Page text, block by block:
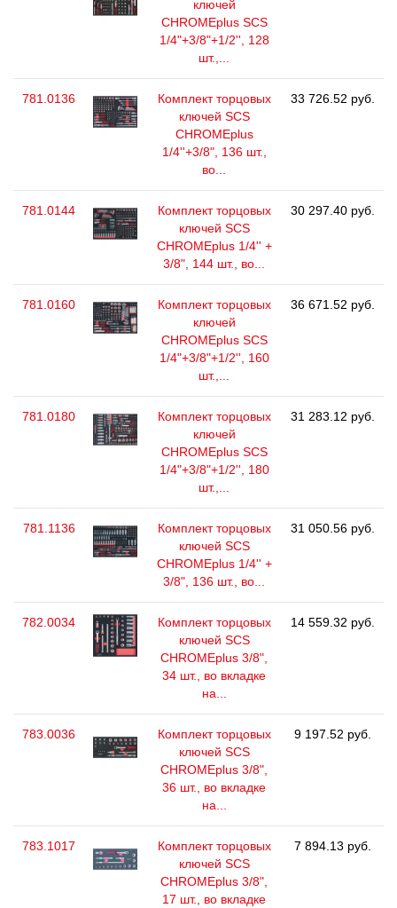
ключей
CHROMEplus SCS
1/4"+3/8"+1/2'', 128
шт.,...
781.0136
Комплект торцовых
ключей SCS
CHROMEplus
1/4''+3/8", 136 шт.,
во...
33 726.52 руб.
781.0144
Комплект торцовых
ключей SCS
CHROMEplus 1/4'' +
3/8", 144 шт., во...
30 297.40 руб.
781.0160
Комплект торцовых
ключей
CHROMEplus SCS
1/4"+3/8"+1/2'', 160
шт.,...
36 671.52 руб.
781.0180
Комплект торцовых
ключей
CHROMEplus SCS
1/4"+3/8"+1/2'', 180
шт.,...
31 283.12 руб.
781.1136
Комплект торцовых
ключей SCS
CHROMEplus 1/4'' +
3/8", 136 шт., во...
31 050.56 руб.
782.0034
Комплект торцовых
ключей SCS
CHROMEplus 3/8",
34 шт., во вкладке
на...
14 559.32 руб.
783.0036
Комплект торцовых
ключей SCS
CHROMEplus 3/8",
36 шт., во вкладке
на...
9 197.52 руб.
783.1017
Комплект торцовых
ключей SCS
CHROMEplus 3/8",
17 шт., во вкладке
7 894.13 руб.